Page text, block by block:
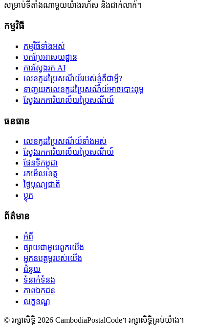
សម្រាប់ទីតាំងណាមួយយ៉ាងរហ័ស និងជាក់លាក់។
កម្មវិធី
កម្មវិធីទាំងអស់
បកប្រែអាសយដ្ឋាន
ការស្វែងរក AI
លេខកូដប្រៃសណីយ៍របស់ខ្ញុំគឺជាអ្វី?
ទាញយកលេខកូដប្រៃសណីយ៍អាចបោះពុម្ភ
ស្វែងរកការិយាល័យប្រៃសណីយ៍
ធនធាន
លេខកូដប្រៃសណីយ៍ទាំងអស់
ស្វែងរកការិយាល័យប្រៃសណីយ៍
ផែនទីកម្ពុជា
រកមើលខេត្ត
ថ្ងៃបុណ្យជាតិ
ប្លុក
ព័ត៌មាន
អំពី
ផ្សាយជាមួយពួកយើង
អ្នកឧបត្ថម្ភរបស់យើង
ជំនួយ
ទំនាក់ទំនង
ភាពឯកជន
លក្ខខណ្ឌ
© រក្សាសិទ្ធិ 2026 CambodiaPostalCode។ រក្សាសិទ្ធិគ្រប់យ៉ាង។